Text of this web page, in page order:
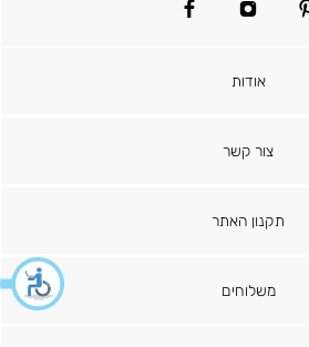
pinterest
instagram
facebook
אודות
צור קשר
תקנון האתר
משלוחים